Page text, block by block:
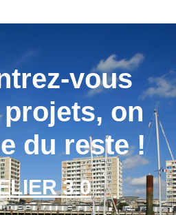
vous
on
du reste !
3.0